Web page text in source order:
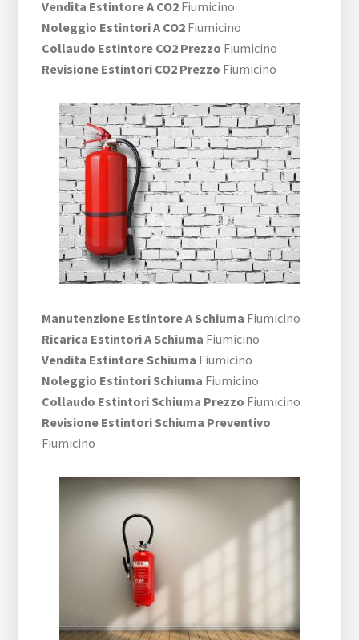
Vendita Estintore A CO2 Fiumicino
Noleggio Estintori A CO2 Fiumicino
Collaudo Estintore CO2 Prezzo Fiumicino
Revisione Estintori CO2 Prezzo Fiumicino
Manutenzione Estintore A Schiuma Fiumicino
Ricarica Estintori A Schiuma Fiumicino
Vendita Estintore Schiuma Fiumicino
Noleggio Estintori Schiuma Fiumicino
Collaudo Estintori Schiuma Prezzo Fiumicino
Revisione Estintori Schiuma Preventivo
Fiumicino